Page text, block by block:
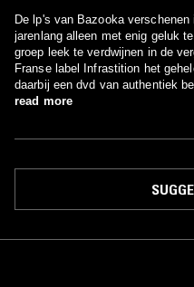
De lp's van Bazooka
jarenlang alleen met enig geluk
groep leek te verdwijnen in de
Franse label Infrastition het
daarbij een dvd van authentiek
read more